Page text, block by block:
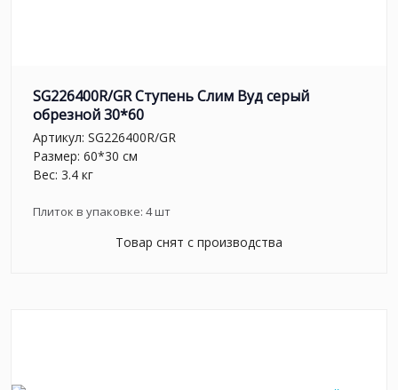
SG226400R/GR Ступень Слим Вуд серый
обрезной 30*60
Артикул: SG226400R/GR
Размер: 60*30 см
Вес: 3.4 кг
Плиток в упаковке: 4шт
Товар снят с производства